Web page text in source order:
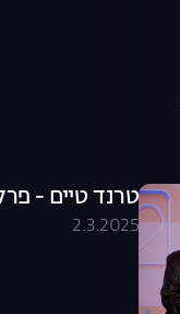
טרנד טיים -
2.3.2025